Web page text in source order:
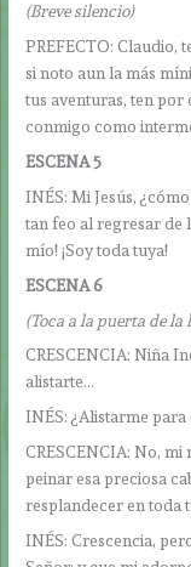
(Breve silencio)
PREFECTO: Claudio,
si noto aun la más
tus aventuras, ten por
conmigo como
ESCENA 5
INÉS: Mi Jesús,
tan feo al regresar de
mío! ¡Soy toda tuya!
ESCENA 6
(Toca a la puerta de
CRESCENCIA: Niña
alistarte…
INÉS: ¿Alistarme para
CRESCENCIA: No, mi
peinar esa preciosa
resplandecer en toda
INÉS: Crescencia,